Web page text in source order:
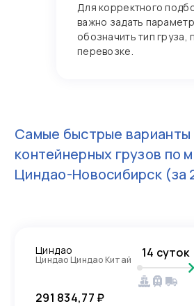
Для корректного
важно задать
обозначить тип груза,
перевозке.
Самые быстрые варианты
контейнерных грузов по
Циндао-Новосибирск (за
Циндао
Циндао Циндао Китай 14 суток
291 834,77 ₽